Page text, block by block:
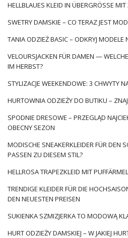
HELLBLAUES KLEID IN ÜBERGRÖSSE MIT
SWETRY DAMSKIE – CO TERAZ JEST
TANIA ODZIEŻ BASIC – ODKRYJ MODELE
VELOURSJACKEN FÜR DAMEN —
IM HERBST?
STYLIZACJE WEEKENDOWE: 3 CHWYTY
HURTOWNIA ODZIEŻY DO BUTIKU –
SPODNIE DRESOWE – PRZEGLĄD
OBECNY SEZON
MODISCHE SNEAKERKLEIDER FÜR DEN
PASSEN ZU DIESEM STIL?
HELLROSA TRAPEZKLEID MIT
TRENDIGE KLEIDER FÜR DIE
DEN NEUESTEN PREISEN
SUKIENKA SZMIZJERKA TO MODOWĄ
HURT ODZIEŻY DAMSKIEJ – W JAKIEJ